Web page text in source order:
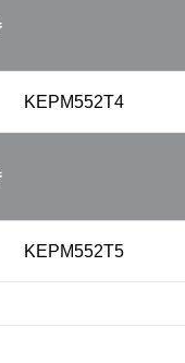
KEPM552T4
KEPM552T5